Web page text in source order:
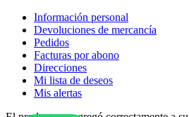
Información personal
Devoluciones de mercancía
Pedidos
Facturas por abono
Direcciones
Mi lista de deseos
Mis alertas